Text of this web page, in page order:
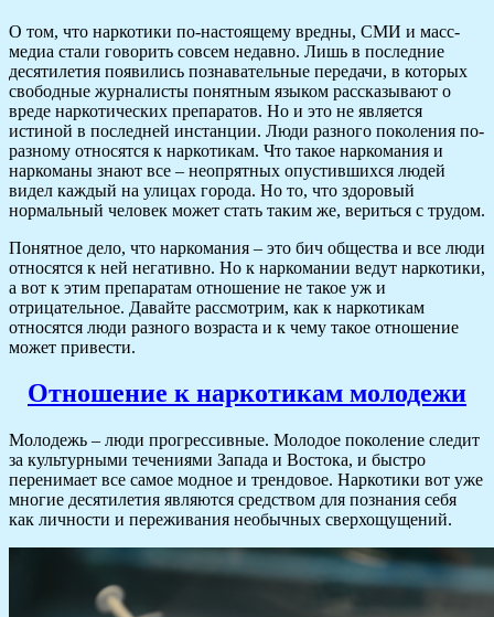
О том, что наркотики по-настоящему вредны, СМИ и масс-
медиа стали говорить совсем недавно. Лишь в последние
десятилетия появились познавательные передачи, в которых
свободные журналисты понятным языком рассказывают о
вреде наркотических препаратов. Но и это не является
истиной в последней инстанции. Люди разного поколения по-
разному относятся к наркотикам. Что такое наркомания и
наркоманы знают все – неопрятных опустившихся людей
видел каждый на улицах города. Но то, что здоровый
нормальный человек может стать таким же, вериться с трудом.
Понятное дело, что наркомания – это бич общества и все люди
относятся к ней негативно. Но к наркомании ведут наркотики,
а вот к этим препаратам отношение не такое уж и
отрицательное. Давайте рассмотрим, как к наркотикам
относятся люди разного возраста и к чему такое отношение
может привести.
Отношение к наркотикам молодежи
Молодежь – люди прогрессивные. Молодое поколение следит
за культурными течениями Запада и Востока, и быстро
перенимает все самое модное и трендовое. Наркотики вот уже
многие десятилетия являются средством для познания себя
как личности и переживания необычных сверхощущений.